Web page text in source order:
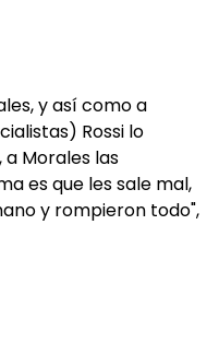
y así como a
Rossi lo
Morales las
es que les sale mal,
y rompieron todo",